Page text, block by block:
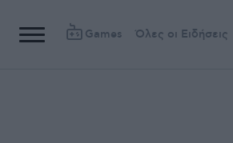
Games Όλες οι Ειδήσεις